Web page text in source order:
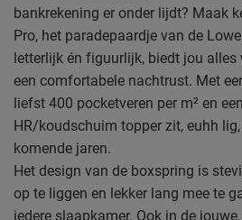
bankrekening er onder lijdt? Maak
Pro, het paradepaardje van de
letterlijk én figuurlijk, biedt jou
een comfortabele nachtrust. Met
liefst 400 pocketveren per m² en
HR/koudschuim topper zit, euhh
komende jaren.
Het design van de boxspring is
op te liggen en lekker lang mee te
iedere slaapkamer. Ook in de